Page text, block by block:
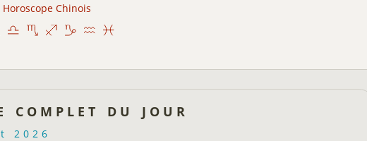
Horoscope Chinois
complet du jour
2026